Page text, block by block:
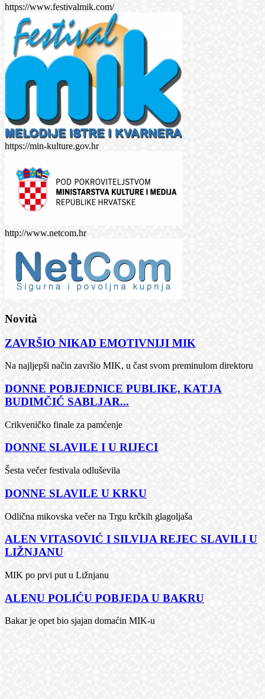
https://www.festivalmik.com/
https://min-kulture.gov.hr
http://www.netcom.hr
Novità
ZAVRŠIO NIKAD EMOTIVNIJI MIK
Na najljepši način završio MIK, u čast svom preminulom direktoru
DONNE POBJEDNICE PUBLIKE, KATJA
BUDIMČIĆ SABLJAR...
Crikveničko finale za pamćenje
DONNE SLAVILE I U RIJECI
Šesta večer festivala odluševila
DONNE SLAVILE U KRKU
Odlična mikovska večer na Trgu krčkih glagoljaša
ALEN VITASOVIĆ I SILVIJA REJEC SLAVILI U
LIŽNJANU
MIK po prvi put u Ližnjanu
ALENU POLIĆU POBJEDA U BAKRU
Bakar je opet bio sjajan domaćin MIK-u